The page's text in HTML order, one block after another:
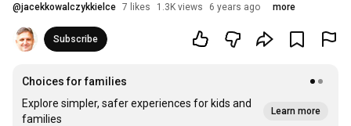
@jacekkowalczykkielce 7 likes 1.3K views 6 years ago more
Subscribe
Choices for families
Explore simpler, safer experiences for kids and
families
Learn more